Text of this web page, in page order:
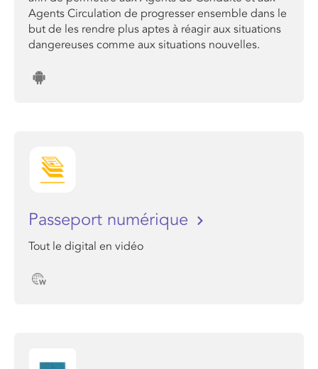
Agents Circulation de progresser ensemble dans le
but de les rendre plus aptes à réagir aux situations
dangereuses comme aux situations nouvelles.
Passeport numérique
Tout le digital en vidéo